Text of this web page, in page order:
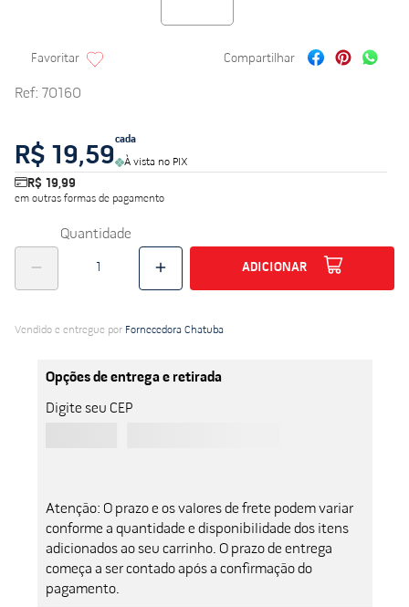
Ref: 70160
R$ 19,59
cada
À vista no PIX
R$ 19,99
em outras formas de pagamento
Quantidade
ADICIONAR
Vendido e entregue por Fornecedora Chatuba
Opções de entrega e retirada
Digite seu CEP
Atenção: O prazo e os valores de frete podem variar
conforme a quantidade e disponibilidade dos itens
adicionados ao seu carrinho. O prazo de entrega
começa a ser contado após a confirmação do
pagamento.